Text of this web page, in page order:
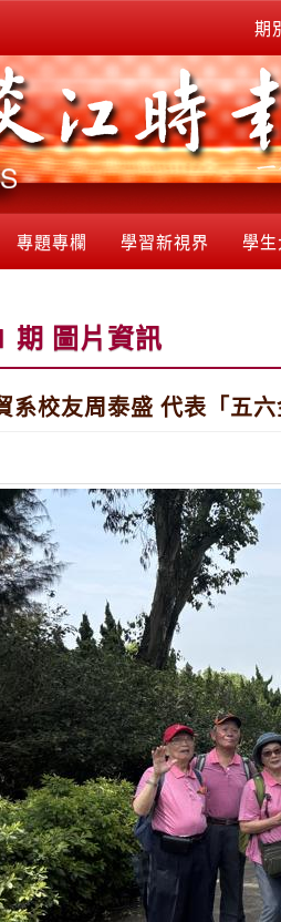
期
專題專欄 學習新視界 學
期 圖片資訊
系校友周泰盛 代表「五